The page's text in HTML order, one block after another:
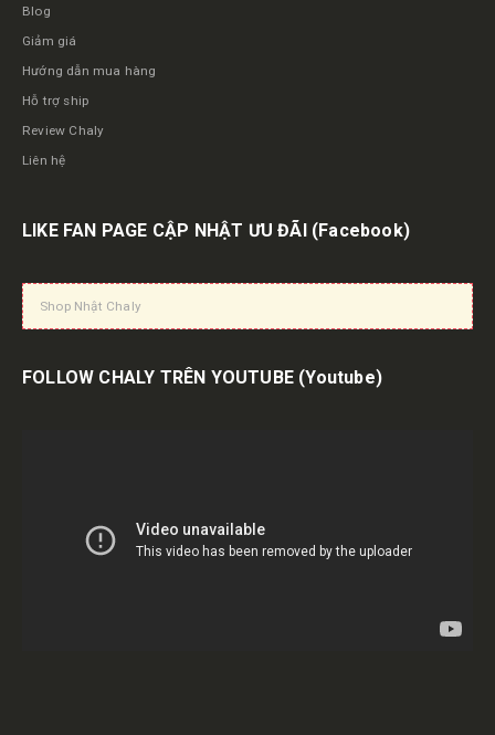
Blog
Giảm giá
Hướng dẫn mua hàng
Hỗ trợ ship
Review Chaly
Liên hệ
LIKE FAN PAGE CẬP NHẬT ƯU ĐÃI (Facebook)
Shop Nhật Chaly
FOLLOW CHALY TRÊN YOUTUBE (Youtube)